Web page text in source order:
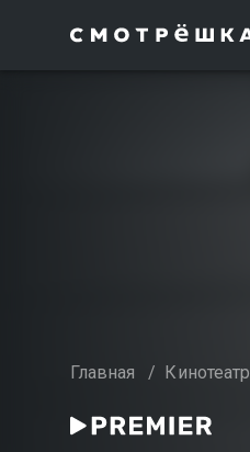
Главная / Кинотеатр